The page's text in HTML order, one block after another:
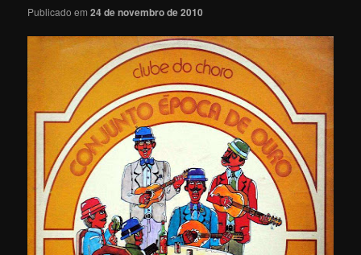
Publicado em24 de novembro de 2010